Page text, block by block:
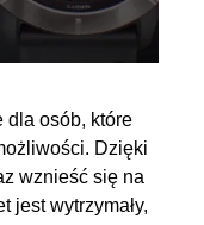
dla osób, które
Dzięki
wznieść się na
jest wytrzymały,